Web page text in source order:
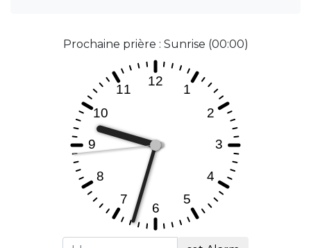
Prochaine prière : Sunrise (00:00)